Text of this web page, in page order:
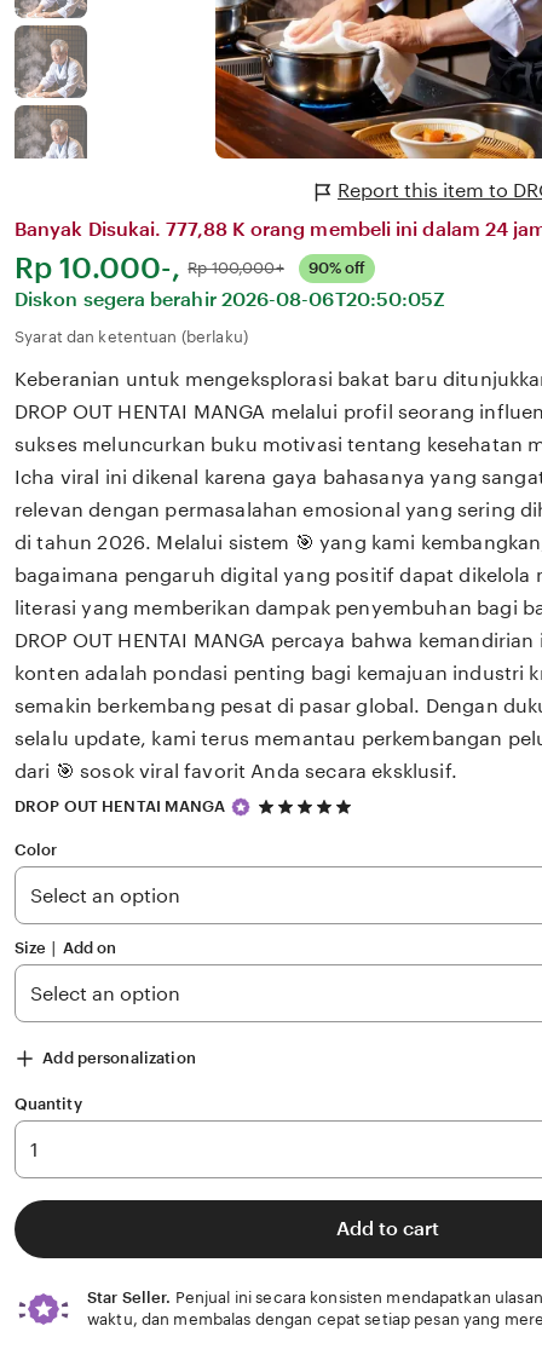
Report this item to
Banyak Disukai. 777,88 K orang membeli ini dalam 24
Harga:
Rp 10.000-, Normal:
Rp 100,000+ 90% off
Diskon segera berahir 2026-08-06T20:50:05Z
Syarat dan ketentuan (berlaku)
Keberanian untuk mengeksplorasi bakat baru
DROP OUT HENTAI MANGA melalui profil seorang
sukses meluncurkan buku motivasi tentang kesehatan
Icha viral ini dikenal karena gaya bahasanya yang
relevan dengan permasalahan emosional yang sering
di tahun 2026. Melalui sistem 🎯 yang kami
bagaimana pengaruh digital yang positif dapat dikelola
literasi yang memberikan dampak penyembuhan bagi
DROP OUT HENTAI MANGA percaya bahwa
konten adalah pondasi penting bagi kemajuan industri
semakin berkembang pesat di pasar global. Dengan
selalu update, kami terus memantau perkembangan
dari 🎯 sosok viral favorit Anda secara eksklusif.
DROP OUT HENTAI MANGA
5
5
Color
Size ∣ Add on
Add personalization
Quantity
Add to cart
Star Seller. Penjual ini secara konsisten mendapatkan
waktu, dan membalas dengan cepat setiap pesan yang